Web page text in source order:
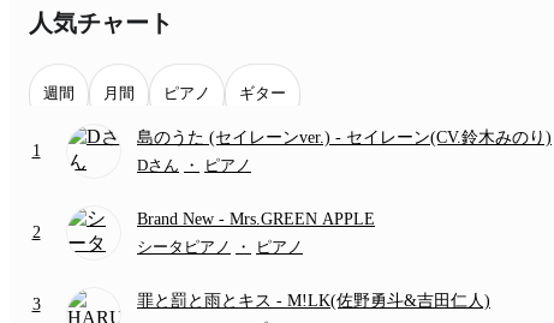
人気チャート
週間 月間 ピアノ ギター
1
島のうた (セイレーンver.) - セイレーン(CV.鈴木みのり)
(難易度:★★★★☆/歌詞・コード・ペダル付き/『映画ち
Dさん ・ ピアノ
2
Brand New - Mrs.GREEN APPLE
シータピアノ
・ ピアノ
3 罪と罰と雨とキス - M!LK(佐野勇斗&吉田仁人)